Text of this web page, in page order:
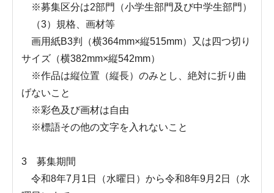
※募集区分は2部門（小学生部門及び中学生部門）
（3）規格、画材等
画用紙B3判（横364mm×縦515mm）又は四つ切り
サイズ（横382mm×縦542mm）
※作品は縦位置（縦長）のみとし、絶対に折り曲
げないこと
※彩色及び画材は自由
※標語その他の文字を入れないこと
3 募集期間
令和8年7月1日（水曜日）から令和8年9月2日（水